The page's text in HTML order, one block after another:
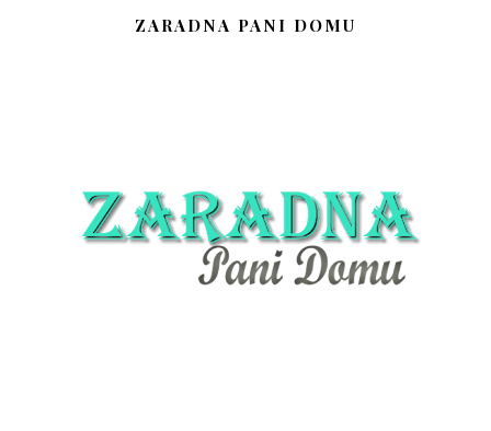
ZARADNA PANI DOMU